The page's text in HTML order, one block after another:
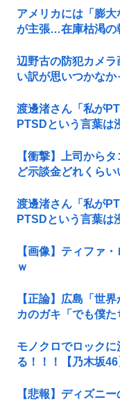
アメリカには「膨
が主張…在庫枯渇の
辺野古の防犯カメ
い訳が思いつかな
渡邊渚さん「私が
PTSDという言葉は
【衝撃】上司から
ど示談金どれくら
渡邊渚さん「私が
PTSDという言葉は
【画像】ティファ
ｗ
【正論】広島「世
カのガキ「でも僕た
モノクロでロック
る！！！【乃木坂46
【悲報】ディズニ